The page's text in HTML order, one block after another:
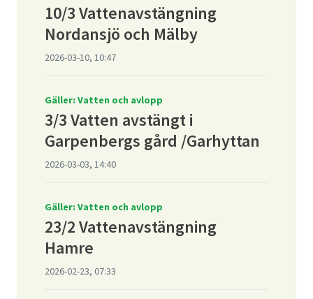
10/3 Vattenavstängning
Nordansjö och Mälby
2026-03-10, 10:47
Gäller: Vatten och avlopp
3/3 Vatten avstängt i
Garpenbergs gård /Garhyttan
2026-03-03, 14:40
Gäller: Vatten och avlopp
23/2 Vattenavstängning
Hamre
2026-02-23, 07:33